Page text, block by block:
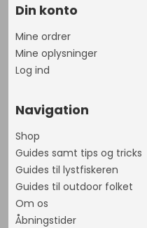
Din konto
Mine ordrer
Mine oplysninger
Log ind
Navigation
Shop
Guides samt tips og tricks
Guides til lystfiskeren
Guides til outdoor folket
Om os
Åbningstider